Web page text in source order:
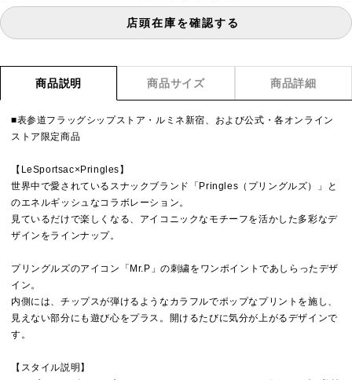
店頭在庫を確認する
商品説明 商品サイズ 商品詳細
■表参道フラッグシップストア・ルミネ新宿、および公式・各オンライン
ストア限定商品
【LeSportsac×Pringles】
世界中で愛されているスナックブランド「Pringles（プリングルズ）」と
のエネルギッシュなコラボレーション。
見ているだけで楽しくなる、アイコニックなモチーフを活かした多彩なデ
ザインをラインナップ。
プリングルズのアイコン「Mr.P」の刺繍をワンポイントであしらったデザ
イン。
内側には、チップスが弾けるようなカラフルでポップなプリントを施し、
見えない部分にも遊び心をプラス。開けるたびに気分が上がるデザインで
す。
【スタイル説明】